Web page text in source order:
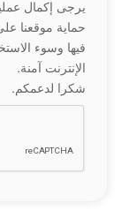
يرجى إكمال
حماية موقعنا
فيها وسوء
الإنترنت آمنة.
شكرا لدعمكم.